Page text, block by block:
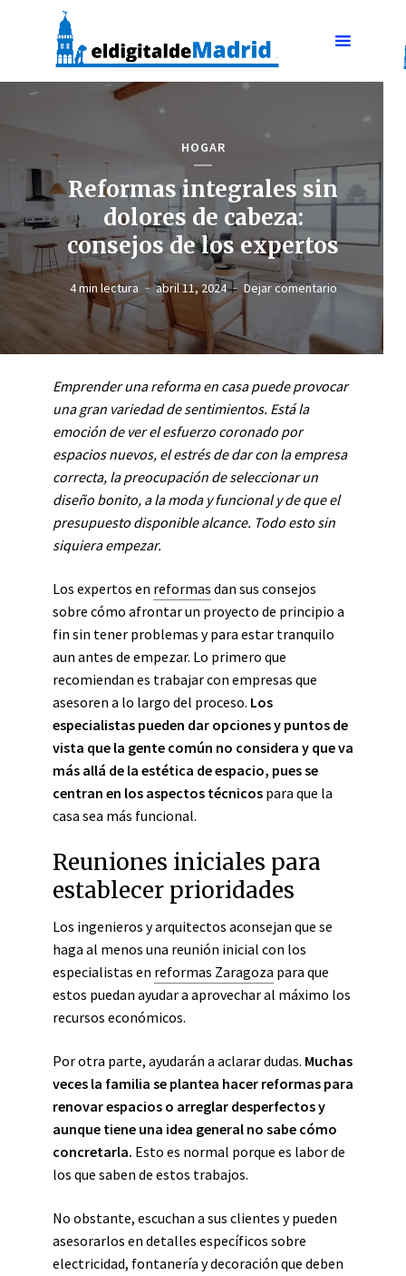
HOGAR
Reformas integrales sin
dolores de cabeza:
consejos de los expertos
4 min lectura abril 11, 2024 Dejar comentario
Emprender una reforma en casa puede provocar
una gran variedad de sentimientos. Está la
emoción de ver el esfuerzo coronado por
espacios nuevos, el estrés de dar con la empresa
correcta, la preocupación de seleccionar un
diseño bonito, a la moda y funcional y de que el
presupuesto disponible alcance. Todo esto sin
siquiera empezar.
Los expertos en reformas dan sus consejos
sobre cómo afrontar un proyecto de principio a
fin sin tener problemas y para estar tranquilo
aun antes de empezar. Lo primero que
recomiendan es trabajar con empresas que
asesoren a lo largo del proceso. Los
especialistas pueden dar opciones y puntos de
vista que la gente común no considera y que va
más allá de la estética de espacio, pues se
centran en los aspectos técnicos para que la
casa sea más funcional.
Reuniones iniciales para
establecer prioridades
Los ingenieros y arquitectos aconsejan que se
haga al menos una reunión inicial con los
especialistas en reformas Zaragoza para que
estos puedan ayudar a aprovechar al máximo los
recursos económicos.
Por otra parte, ayudarán a aclarar dudas. Muchas
veces la familia se plantea hacer reformas para
renovar espacios o arreglar desperfectos y
aunque tiene una idea general no sabe cómo
concretarla. Esto es normal porque es labor de
los que saben de estos trabajos.
No obstante, escuchan a sus clientes y pueden
asesorarlos en detalles específicos sobre
electricidad, fontanería y decoración que deben